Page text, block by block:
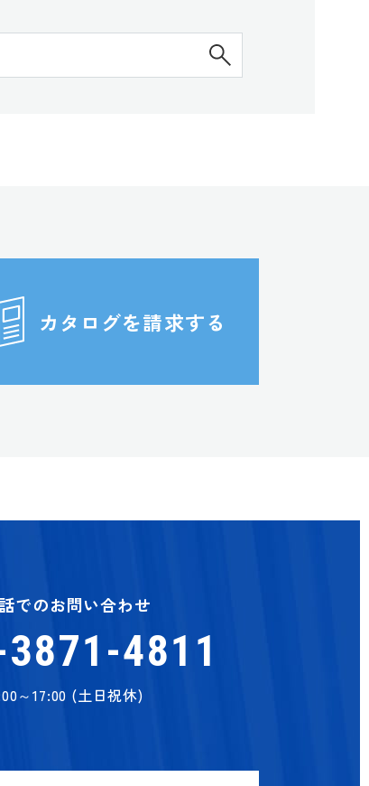
カタログを請求する
でのお問い合わせ
4811
～17:00 (土日祝休)